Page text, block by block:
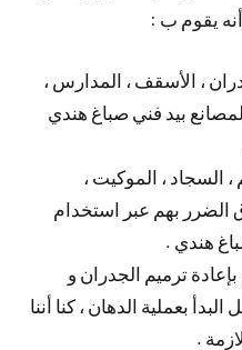
يقوم ب :
، الأسقف ، المدارس ،
بيد فني صباغ هندي
، السجاد ، الموكيت ،
الضرر بهم عبر استخدام
هندي .
ترميم الجدران و
بعملية الدهان ، كنا أننا
.